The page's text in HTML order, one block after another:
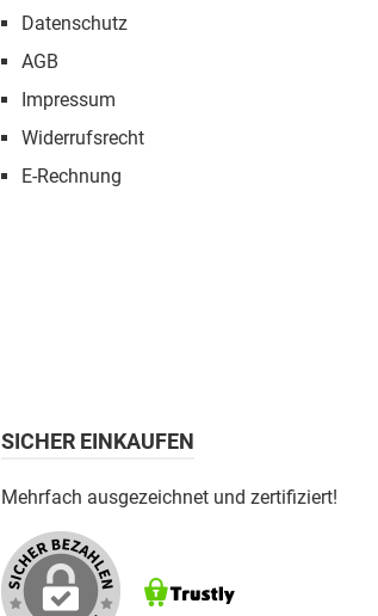
Datenschutz
AGB
Impressum
Widerrufsrecht
E-Rechnung
SICHER EINKAUFEN
Mehrfach ausgezeichnet und zertifiziert!